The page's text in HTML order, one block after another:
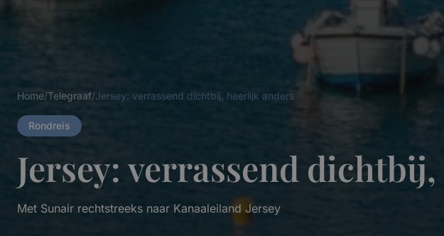
Home/Telegraaf/Jersey: verrassend dichtbij, heerlijk anders
Rondreis
Jersey: verrassend
Met Sunair rechtstreeks naar Kanaaleiland Jersey